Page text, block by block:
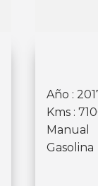
Año :
Kms :
Manual
Gasolina